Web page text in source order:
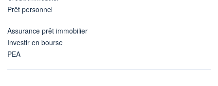
Prêt personnel
Assurance prêt immobilier
Investir en bourse
PEA